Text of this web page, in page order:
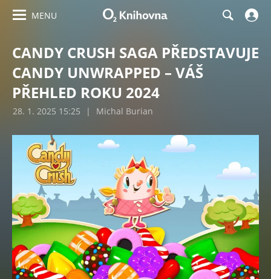
MENU
CANDY CRUSH SAGA PŘEDSTAVUJE
CANDY UNWRAPPED – VÁŠ
PŘEHLED ROKU 2024
28. 1. 2025 15:25 | Michal Burian